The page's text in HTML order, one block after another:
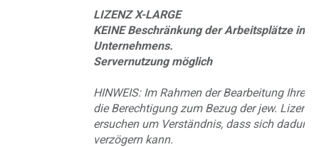
LIZENZ X-LARGE
KEINE Beschränkung der Arbeitsplätze
Unternehmens.
Servernutzung möglich
HINWEIS: Im Rahmen der Bearbeitung Ihrer
die Berechtigung zum Bezug der jew. Lizenz
ersuchen um Verständnis, dass sich
verzögern kann.